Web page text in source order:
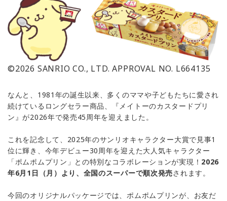
©2026 SANRIO CO., LTD. APPROVAL NO. L664135
なんと、1981年の誕生以来、多くのママや子どもたちに愛され
続けているロングセラー商品、『メイトーのカスタードプリ
ン』が2026年で発売45周年を迎えました。
これを記念して、2025年のサンリオキャラクター大賞で見事1
位に輝き、今年デビュー30周年を迎えた大人気キャラクター
「ポムポムプリン」との特別なコラボレーションが実現！ 2026
年6月1日（月）より、全国のスーパーで順次発売されます。
今回のオリジナルパッケージでは、ポムポムプリンが、お友だ